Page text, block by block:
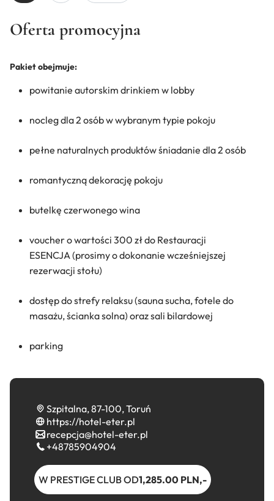
Oferta promocyjna
Pakiet obejmuje:
powitanie autorskim drinkiem w lobby
nocleg dla 2 osób w wybranym typie pokoju
pełne naturalnych produktów śniadanie dla 2 osób
romantyczną dekorację pokoju
butelkę czerwonego wina
voucher o wartości 300 zł do Restauracji
ESENCJA (prosimy o dokonanie wcześniejszej
rezerwacji stołu)
dostęp do strefy relaksu (sauna sucha, fotele do
masażu, ścianka solna) oraz sali bilardowej
parking
Szpitalna, 87-100, Toruń
https://hotel-eter.pl
recepcja@hotel-eter.pl
+48785904904
W PRESTIGE CLUB OD1,285.00 PLN,-